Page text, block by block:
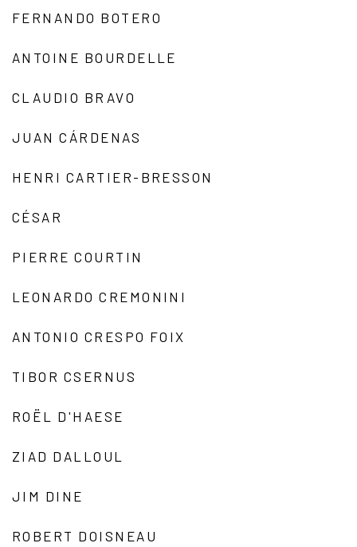
FERNANDO BOTERO
ANTOINE BOURDELLE
CLAUDIO BRAVO
JUAN CÁRDENAS
HENRI CARTIER-BRESSON
CÉSAR
PIERRE COURTIN
LEONARDO CREMONINI
ANTONIO CRESPO FOIX
TIBOR CSERNUS
ROËL D'HAESE
ZIAD DALLOUL
JIM DINE
ROBERT DOISNEAU